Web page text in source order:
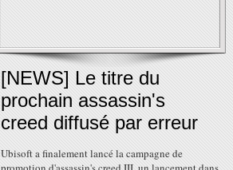
[NEWS] Le titre du
prochain assassin's
creed diffusé par erreur
Ubisoft a finalement lancé la campagne de